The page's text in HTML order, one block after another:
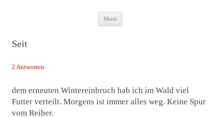
Das Neuste von JWD
Menü
Zum
Inhalt
Seit
2 Antworten
dem erneuten Wintereinbruch hab ich im Wald viel
Futter verteilt. Morgens ist immer alles weg. Keine Spur
vom Reiher.